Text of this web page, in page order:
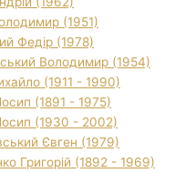
(1951)
Федір (1978)
Володимир (1954)
(1911 - 1990)
(1891 - 1975)
(1930 - 2002)
Євген (1979)
Григорій (1892 - 1969)